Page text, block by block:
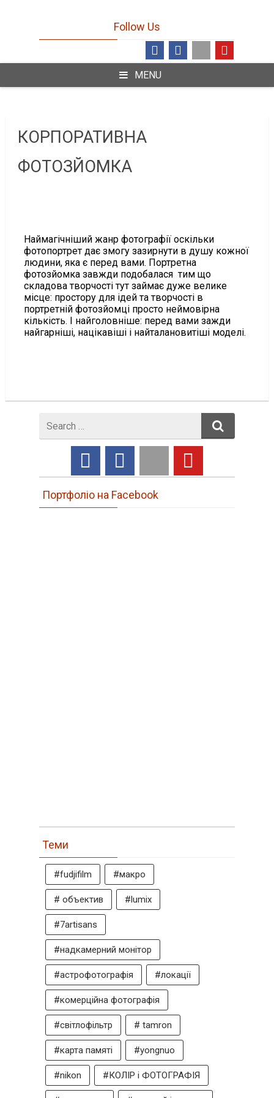
Follow Us
MENU
КОРПОРАТИВНА
ФОТОЗЙОМКА
Наймагічніший жанр фотографії оскільки
фотопортрет дає змогу зазирнути в душу кожної
людини, яка є перед вами. Портретна
фотозйомка завжди подобалася тим що
складова творчості тут займає дуже велике
місце: простору для ідей та творчості в
портретній фотозйомці просто неймовірна
кількість. І найголовніше: перед вами зажди
найгарніші, націкавіші і найталановитіші моделі.
for
Портфоліо на Facebook
Теми
#fudjifilm #макро
# объектив #lumix
#7artisans
#надкамерний монітор
#астрофотографія #локації
#комерційна фотографія
#світлофільтр # tamron
#карта памяті #yongnuo
#nikon #КОЛІР і ФОТОГРАФІЯ